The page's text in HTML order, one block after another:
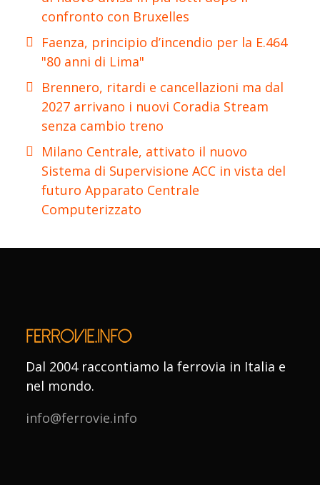
confronto con Bruxelles
Faenza, principio d’incendio per la E.464
"80 anni di Lima"
Brennero, ritardi e cancellazioni ma dal
2027 arrivano i nuovi Coradia Stream
senza cambio treno
Milano Centrale, attivato il nuovo
Sistema di Supervisione ACC in vista del
futuro Apparato Centrale
Computerizzato
Dal 2004 raccontiamo la ferrovia in Italia e
nel mondo.
info@ferrovie.info